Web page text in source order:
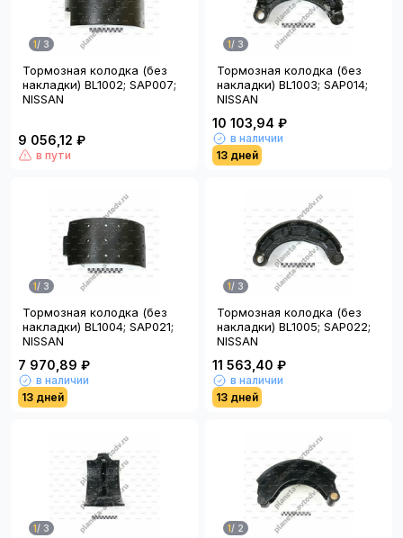
1/ 3
Тормозная колодка (без
накладки) BL1002; SAP007;
NISSAN
9 056,12 ₽
в пути
1/ 3
Тормозная колодка (без
накладки) BL1003; SAP014;
NISSAN
10 103,94 ₽
в наличии
13 дней
1/ 3
Тормозная колодка (без
накладки) BL1004; SAP021;
NISSAN
7 970,89 ₽
в наличии
13 дней
1/ 3
Тормозная колодка (без
накладки) BL1005; SAP022;
NISSAN
11 563,40 ₽
в наличии
13 дней
1/ 3 1/ 2